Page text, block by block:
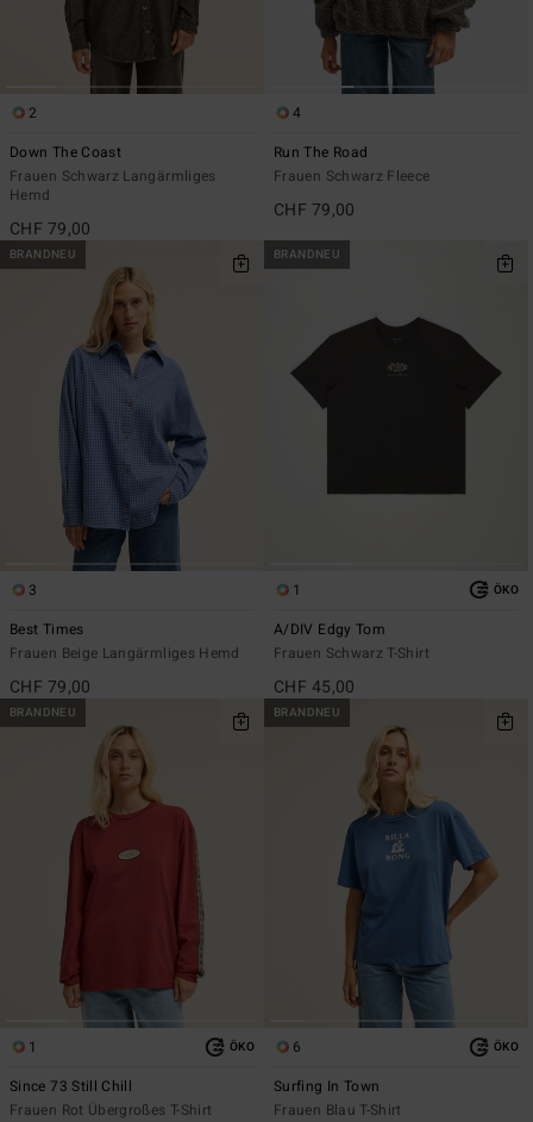
2
Down The Coast
Frauen Schwarz Langärmliges
Hemd
CHF 79,00
4
Run The Road
Frauen Schwarz Fleece
CHF 79,00
BRANDNEU
3
Best Times
Frauen Beige Langärmliges Hemd
CHF 79,00
BRANDNEU
1 ÖKO
A/DIV Edgy Tom
Frauen Schwarz T-Shirt
CHF 45,00
BRANDNEU
1 ÖKO
Since 73 Still Chill
Frauen Rot Übergroßes T-Shirt
BRANDNEU
6 ÖKO
Surfing In Town
Frauen Blau T-Shirt